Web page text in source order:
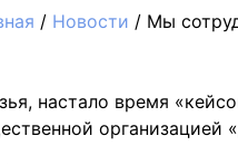
/ Новости / Мы
настало время
организацией